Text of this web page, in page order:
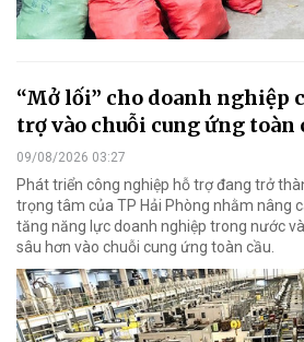
“Mở lối” cho doanh nghiệp
trợ vào chuỗi cung ứng toàn
09/08/2026 03:27
Phát triển công nghiệp hỗ trợ đang trở
trọng tâm của TP Hải Phòng nhằm nâng
tăng năng lực doanh nghiệp trong nước
sâu hơn vào chuỗi cung ứng toàn cầu.